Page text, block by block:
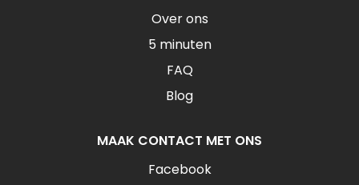
Over ons
5 minuten
FAQ
Blog
MAAK CONTACT MET ONS
Facebook